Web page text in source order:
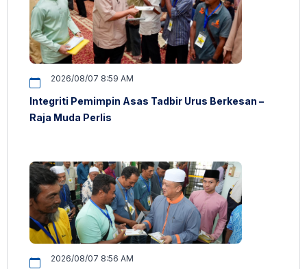
2026/08/07 8:59 AM
Integriti Pemimpin Asas Tadbir Urus Berkesan –
Raja Muda Perlis
2026/08/07 8:56 AM